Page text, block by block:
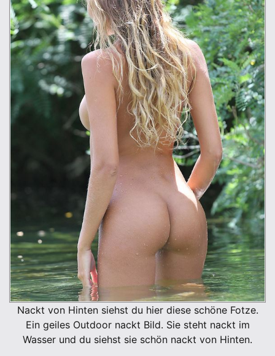
Nackt von Hinten siehst du hier diese schöne Fotze.
Ein geiles Outdoor nackt Bild. Sie steht nackt im
Wasser und du siehst sie schön nackt von Hinten.